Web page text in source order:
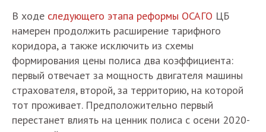
В ходе следующего этапа реформы ОСАГО ЦБ
намерен продолжить расширение тарифного
коридора, а также исключить из схемы
формирования цены полиса два коэффициента:
первый отвечает за мощность двигателя машины
страхователя, второй, за территорию, на которой
тот проживает. Предположительно первый
перестанет влиять на ценник полиса с осени 2020-